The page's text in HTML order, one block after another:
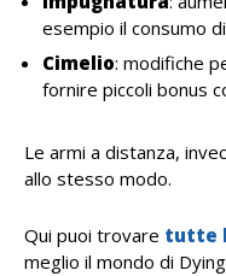
esempio il consumo
Cimelio: modifiche
fornire piccoli bonus
Le armi a distanza,
allo stesso modo.
Qui puoi trovare tutte
meglio il mondo di